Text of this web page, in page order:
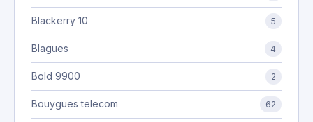
Blackerry 10 5
Blagues 4
Bold 9900 2
Bouygues telecom 62